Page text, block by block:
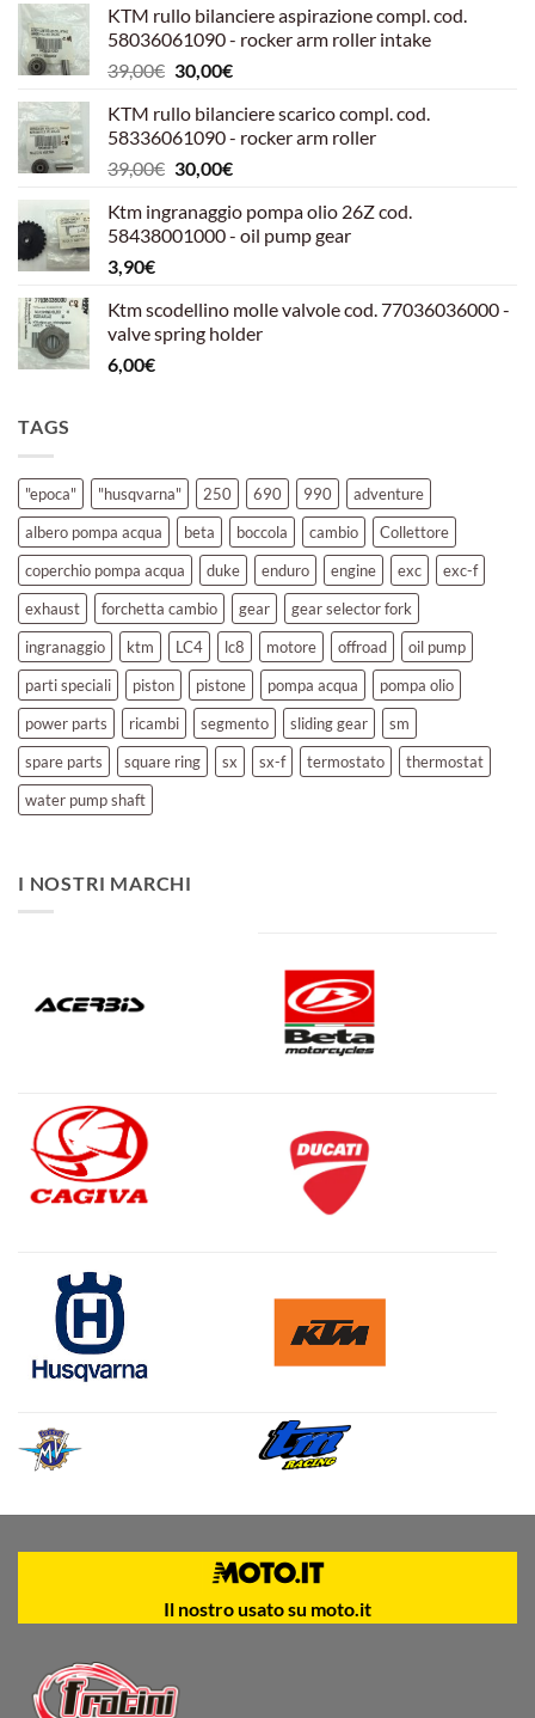
KTM rullo bilanciere aspirazione compl. cod.
58036061090 - rocker arm roller intake
39,00€ Il
originale
era:
39,00€.
30,00€Il
attuale
è:
30,00€.
KTM rullo bilanciere scarico compl. cod.
58336061090 - rocker arm roller
39,00€ Il
originale
era:
30,00€Il
attuale
è:
Ktm ingranaggio pompa olio 26Z cod.
58438001000 - oil pump gear
3,90€
Ktm scodellino molle valvole cod. 77036036000 -
valve spring holder
6,00€
TAGS
"epoca" "husqvarna" 250 690 990
adventure
albero pompa acqua
beta boccola cambio
Collettore
coperchio pompa acqua
duke enduro engine exc
exc-f
exhaust
forchetta cambio gear
gear selector fork
ingranaggio
ktm LC4 lc8 motore offroad
oil pump
parti speciali
piston pistone pompa acqua
pompa olio
power parts
ricambi segmento sliding gear
sm
spare parts
square ring sx sx-f termostato
thermostat
water pump shaft
I NOSTRI MARCHI
Il nostro usato su moto.it